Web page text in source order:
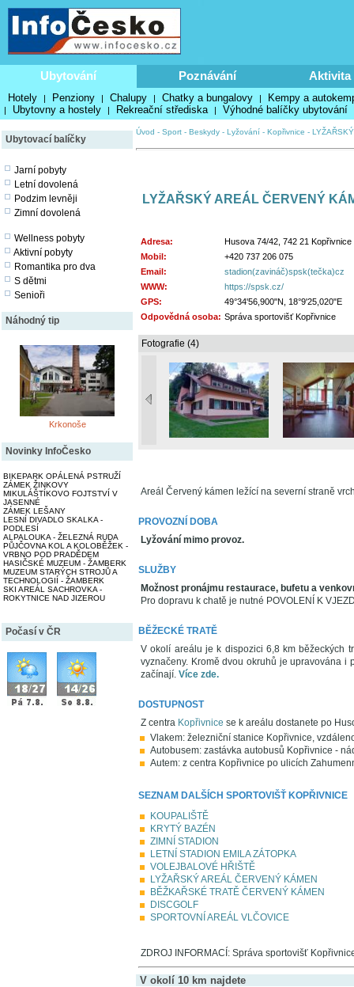
Ubytování Poznávání Aktivita
Hotely | Penziony | Chalupy | Chatky a bungalovy | Kempy a
| Ubytovny a hostely | Rekreační střediska | Výhodné balíčky ubytování
Ubytovací balíčky
Jarní pobyty
Letní dovolená
Podzim levněji
Zimní dovolená
Wellness pobyty
Aktivní pobyty
Romantika pro dva
S dětmi
Senioři
Náhodný tip
Krkonoše
Novinky InfoČesko
BIKEPARK OPÁLENÁ PSTRUŽÍ
ZÁMEK ŽINKOVY
MIKULÁŠTÍKOVO FOJTSTVÍ V
JASENNÉ
ZÁMEK LEŠANY
LESNÍ DIVADLO SKALKA -
PODLESÍ
ALPALOUKA - ŽELEZNÁ RUDA
PŮJČOVNA KOL A KOLOBĚŽEK -
VRBNO POD PRADĚDEM
HASIČSKÉ MUZEUM - ŽAMBERK
MUZEUM STARÝCH STROJŮ A
TECHNOLOGIÍ - ŽAMBERK
SKI AREÁL SACHROVKA -
ROKYTNICE NAD JIZEROU
Počasí v ČR
Úvod - Sport - Beskydy - Lyžování - Kopřivnice -
LYŽAŘSKÝ AREÁL ČERVENÝ
Adresa:
Husova 74/42, 742 21 Kopřivnice
Mobil:
+420 737 206 075
Email:
stadion(zavináč)spsk(tečka)cz
WWW:
https://spsk.cz/
GPS:
49°34'56,900"N, 18°9'25,020"E
Odpovědná osoba: Správa sportovišť Kopřivnice
Fotografie (4)
Areál Červený kámen ležící na severní straně
PROVOZNÍ DOBA
Lyžování mimo provoz.
SLUŽBY
Možnost pronájmu restaurace, bufetu a
Pro dopravu k chatě je nutné POVOLENÍ K
BĚŽECKÉ TRATĚ
V okolí areálu je k dispozici 6,8 km běžeckých
vyznačeny. Kromě dvou okruhů je upravována i
začínají. Více zde.
DOSTUPNOST
Z centra Kopřivnice se k areálu dostanete po
Vlakem: železniční stanice Kopřivnice,
Autobusem: zastávka autobusů Kopřivnice -
Autem: z centra Kopřivnice po ulicích
SEZNAM DALŠÍCH SPORTOVIŠŤ KOPŘIVNICE
KOUPALIŠTĚ
KRYTÝ BAZÉN
ZIMNÍ STADION
LETNÍ STADION EMILA ZÁTOPKA
VOLEJBALOVÉ HŘIŠTĚ
LYŽAŘSKÝ AREÁL ČERVENÝ KÁMEN
BĚŽKAŘSKÉ TRATĚ ČERVENÝ KÁMEN
DISCGOLF
SPORTOVNÍ AREÁL VLČOVICE
ZDROJ INFORMACÍ: Správa sportovišť
V okolí 10 km najdete